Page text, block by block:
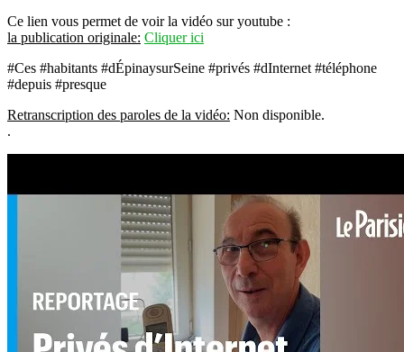
Ce lien vous permet de voir la vidéo sur youtube :
la publication originale: Cliquer ici
#Ces #habitants #dÉpinaysurSeine #privés #dInternet #téléphone
#depuis #presque
Retranscription des paroles de la vidéo: Non disponible.
.